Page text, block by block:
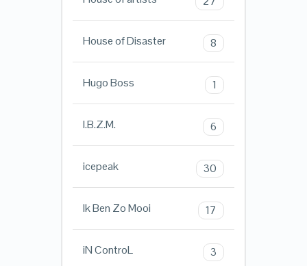
House of Disaster 8
Hugo Boss 1
I.B.Z.M. 6
icepeak 30
Ik Ben Zo Mooi 17
iN ControL 3